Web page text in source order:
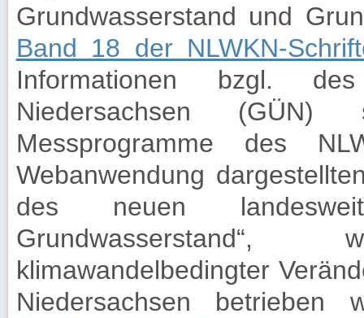
Grundwasserstand und
Band 18 der NLWKN-
Informationen bzgl. des
Niedersachsen
Messprogramme des
Webanwendung
des neuen
klimawandelbedingter
Niedersachsen